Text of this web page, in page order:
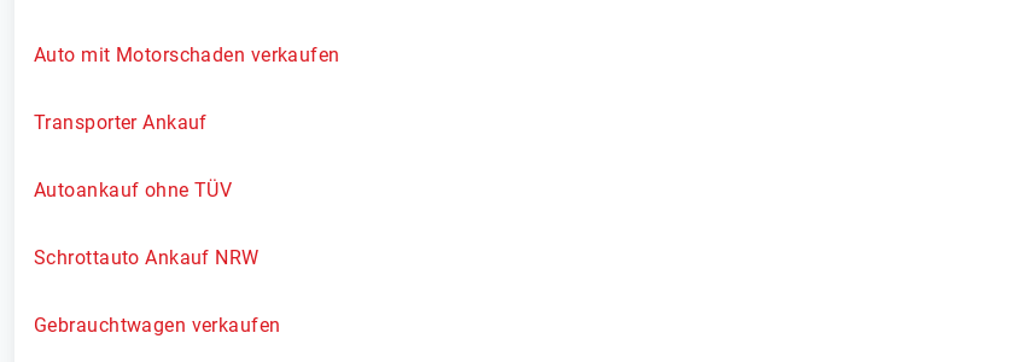
Auto mit Motorschaden verkaufen
Transporter Ankauf
Autoankauf ohne TÜV
Schrottauto Ankauf NRW
Gebrauchtwagen verkaufen